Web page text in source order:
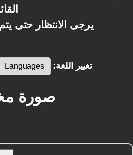
يرجى الانتظار حتى
تغيير اللغة:
صورة